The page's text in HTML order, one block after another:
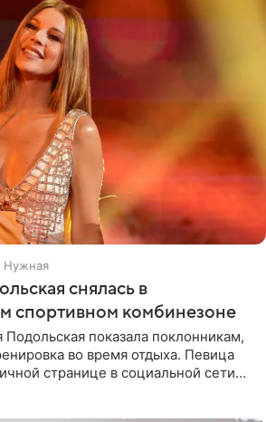
Нужная
снялась в
спортивном комбинезоне
показала поклонникам,
во время отдыха. Певица
странице в социальной сети